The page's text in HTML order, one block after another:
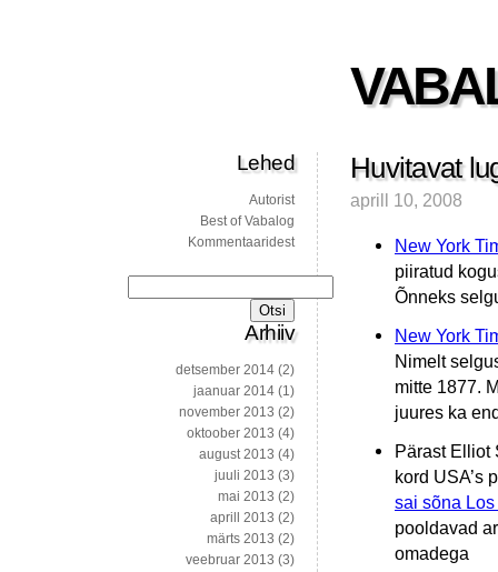
Huvitavat
aprill 10, 2008
New York
piiratud
Õnneks
New York
Nimelt
mitte 1877.
juures ka
Pärast Elliot
kord USA’s
sai sõna
pooldavad
omadega
Lehed
Autorist
Best of Vabalog
Kommentaaridest
Arhiiv
detsember 2014 (2)
jaanuar 2014 (1)
november 2013 (2)
oktoober 2013 (4)
august 2013 (4)
juuli 2013 (3)
mai 2013 (2)
aprill 2013 (2)
märts 2013 (2)
veebruar 2013 (3)